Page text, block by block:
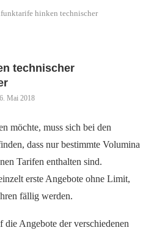
hinken technischer
technischer
Mai 2018
möchte, muss sich bei den
dass nur bestimmte Volumina
Tarifen enthalten sind.
erste Angebote ohne Limit,
fällig werden.
Angebote der verschiedenen